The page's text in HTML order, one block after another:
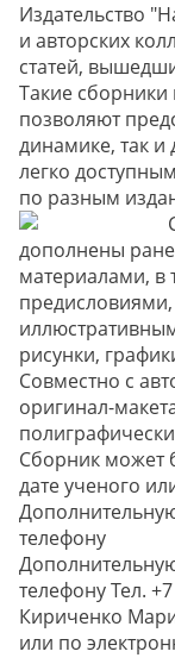
Издательство
и авторских
статей,
Такие сборники
позволяют
динамике, так и
легко
по разным
дополнены
материалами, в
рисунки,
Совместно с
оригинал-
Сборник может
дате ученого
телефону
телефону Тел.
Кириченко
или по